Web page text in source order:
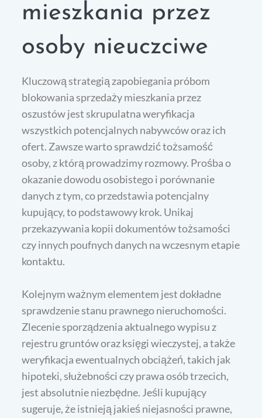
mieszkania przez
osoby nieuczciwe
Kluczową strategią zapobiegania próbom
blokowania sprzedaży mieszkania przez
oszustów jest skrupulatna weryfikacja
wszystkich potencjalnych nabywców oraz ich
ofert. Zawsze warto sprawdzić tożsamość
osoby, z którą prowadzimy rozmowy. Prośba o
okazanie dowodu osobistego i porównanie
danych z tym, co przedstawia potencjalny
kupujący, to podstawowy krok. Unikaj
przekazywania kopii dokumentów tożsamości
czy innych poufnych danych na wczesnym etapie
kontaktu.
Kolejnym ważnym elementem jest dokładne
sprawdzenie stanu prawnego nieruchomości.
Zlecenie sporządzenia aktualnego wypisu z
rejestru gruntów oraz księgi wieczystej, a także
weryfikacja ewentualnych obciążeń, takich jak
hipoteki, służebności czy prawa osób trzecich,
jest absolutnie niezbędne. Jeśli kupujący
sugeruje, że istnieją jakieś niejasności prawne,